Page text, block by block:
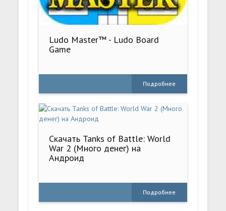
Ludo Master™ - Ludo Board
Game
Подробнее
Скачать Tanks of Battle: World
War 2 (Много денег) на
Андроид
Подробнее